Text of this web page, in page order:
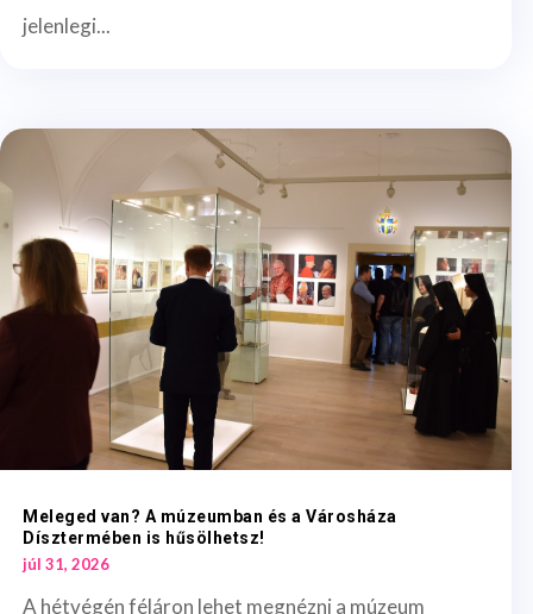
jelenlegi...
Meleged van? A múzeumban és a Városháza
Dísztermében is hűsölhetsz!
júl 31, 2026
A hétvégén féláron lehet megnézni a múzeum